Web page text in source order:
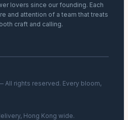
lovers since our founding. Each
and attention of a team that treats
craft and calling.
rights reserved. Every bloom,
Hong Kong wide.